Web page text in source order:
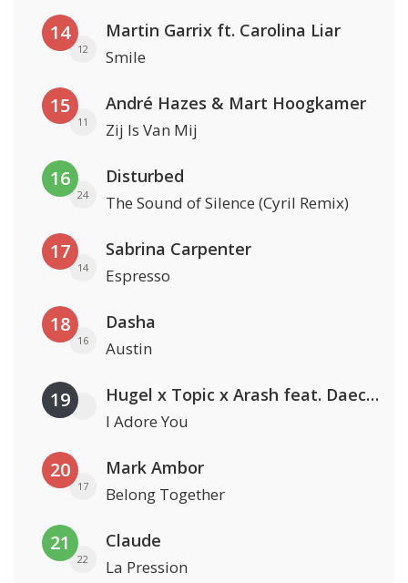
14
12
Martin Garrix ft. Carolina Liar
Smile
15
11
André Hazes & Mart Hoogkamer
Zij Is Van Mij
16
24
Disturbed
The Sound of Silence (Cyril Remix)
17
14
Sabrina Carpenter
Espresso
18
16
Dasha
Austin
19 Hugel x Topic x Arash feat. Daecolm
I Adore You
20
17
Mark Ambor
Belong Together
21
22
Claude
La Pression